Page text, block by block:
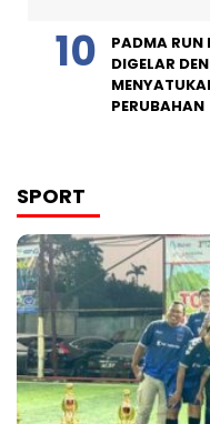
PADMA RUN
DIGELAR
PERUBAHAN
SPORT